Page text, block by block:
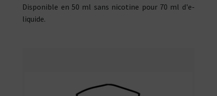
Disponible en 50 ml sans nicotine pour 70 ml d'e-
liquide.